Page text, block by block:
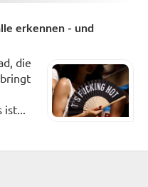
erkennen - und
die
ist...